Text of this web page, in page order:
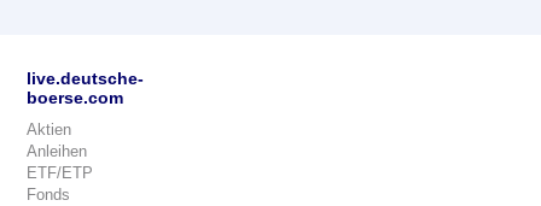
live.deutsche-
boerse.com
Aktien
Anleihen
ETF/ETP
Fonds